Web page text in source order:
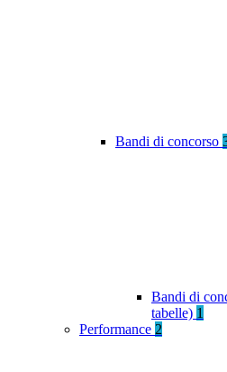
Bandi di concorso
Bandi di
tabelle) 1
Performance 2